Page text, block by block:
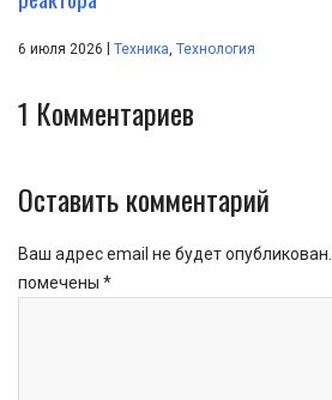
6 июля 2026 Техника, Технология
1 Комментариев
Оставить комментарий
Ваш адрес email не будет опубликован.
помечены *